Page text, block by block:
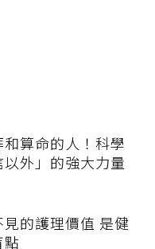
算命的人！科學
外」的強大力量
的護理價值 是健